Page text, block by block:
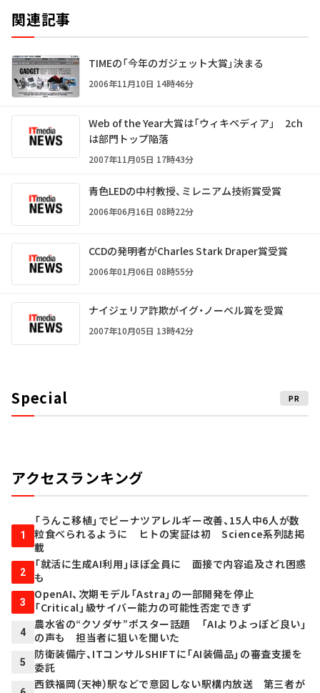
関連記事
TIMEの「今年のガジェット大賞」決まる
2006年11月10日 14時46分
Web of the Year大賞は「ウィキペディア」 2ch
は部門トップ陥落
2007年11月05日 17時43分
青色LEDの中村教授、ミレニアム技術賞受賞
2006年06月16日 08時22分
CCDの発明者がCharles Stark Draper賞受賞
2006年01月06日 08時55分
ナイジェリア詐欺がイグ・ノーベル賞を受賞
2007年10月05日 13時42分
Special PR
アクセスランキング
1
「うんこ移植」でピーナツアレルギー改善、15人中6人が数
粒食べられるように ヒトの実証は初 Science系列誌掲
載
2
「就活に生成AI利用」ほぼ全員に 面接で内容追及され困惑
も
3
OpenAI、次期モデル「Astra」の一部開発を停止
「Critical」級サイバー能力の可能性否定できず
4
農水省の“クソダサ”ポスター話題 「AIよりよっぽど良い」
の声も 担当者に狙いを聞いた
5
防衛装備庁、ITコンサルSHIFTに「AI装備品」の審査支援を
委託
西鉄福岡（天神）駅などで意図しない駅構内放送 第三者が